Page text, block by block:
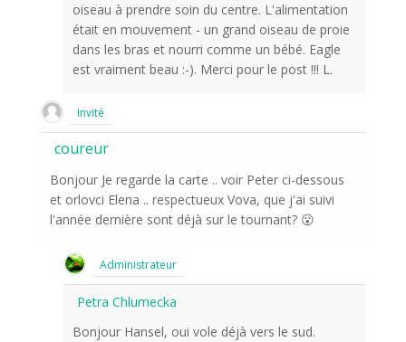
oiseau à prendre soin du centre. L'alimentation
était en mouvement - un grand oiseau de proie
dans les bras et nourri comme un bébé. Eagle
est vraiment beau :-). Merci pour le post !!! L.
Invité
coureur
Bonjour Je regarde la carte .. voir Peter ci-dessous
et orlovci Elena .. respectueux Vova, que j'ai suivi
l'année dernière sont déjà sur le tournant? 😮
Administrateur
Petra Chlumecka
Bonjour Hansel, oui vole déjà vers le sud.